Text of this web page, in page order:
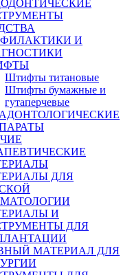
И
Штифты титановые
Штифты бумажные и
гутаперчевые
ДЛЯ
И
ДЛЯ
МАТЕРИАЛ ДЛЯ